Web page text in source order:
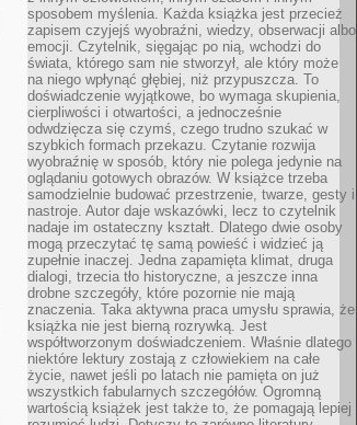
sposobem myślenia. Każda książka jest przecież
zapisem czyjejś wyobraźni, wiedzy, obserwacji albo
emocji. Czytelnik, sięgając po nią, wchodzi do
świata, którego sam nie stworzył, ale który może
na niego wpłynąć głębiej, niż przypuszcza. To
doświadczenie wyjątkowe, bo wymaga skupienia,
cierpliwości i otwartości, a jednocześnie
odwdzięcza się czymś, czego trudno szukać w
szybkich formach przekazu. Czytanie rozwija
wyobraźnię w sposób, który nie polega jedynie na
oglądaniu gotowych obrazów. W książce trzeba
samodzielnie budować przestrzenie, twarze, gesty i
nastroje. Autor daje wskazówki, lecz to czytelnik
nadaje im ostateczny kształt. Dlatego dwie osoby
mogą przeczytać tę samą powieść i widzieć ją
zupełnie inaczej. Jedna zapamięta klimat, druga
dialogi, trzecia tło historyczne, a jeszcze inna
drobne szczegóły, które pozornie nie mają
znaczenia. Taka aktywna praca umysłu sprawia, że
książka nie jest bierną rozrywką. Jest
współtworzonym doświadczeniem. Właśnie dlatego
niektóre lektury zostają z człowiekiem na całe
życie, nawet jeśli po latach nie pamięta on już
wszystkich fabularnych szczegółów. Ogromną
wartością książek jest także to, że pomagają lepiej